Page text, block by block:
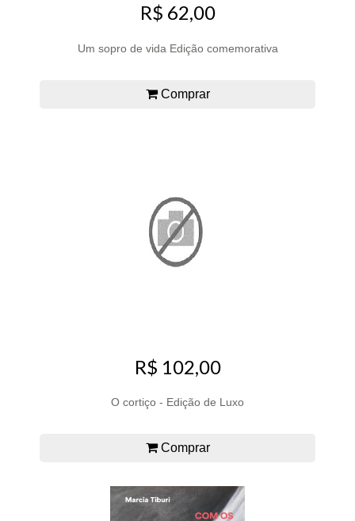
R$ 62,00
Um sopro de vida Edição comemorativa
Comprar
R$ 102,00
O cortiço - Edição de Luxo
Comprar